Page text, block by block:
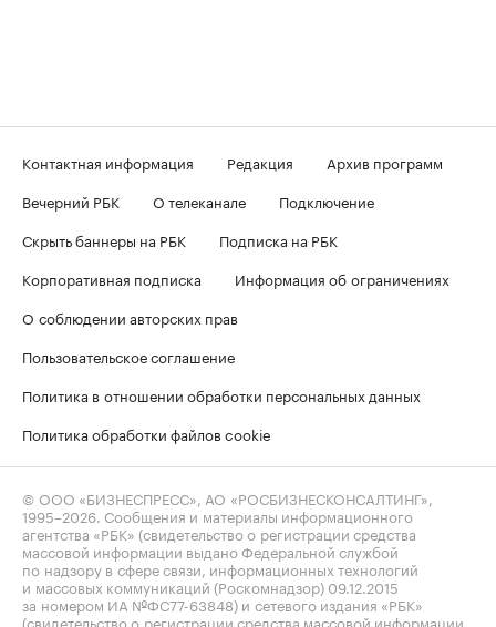
Контактная информация Редакция
Архив программ
Вечерний РБК
О телеканале
Подключение
Скрыть баннеры на РБК
Подписка на РБК
Корпоративная подписка
Информация об ограничениях
О соблюдении авторских прав
Пользовательское соглашение
Политика в отношении обработки персональных данных
Политика обработки файлов cookie
© ООО «БИЗНЕСПРЕСС», АО «РОСБИЗНЕСКОНСАЛТИНГ»,
1995–2026 . Сообщения и материалы информационного
агентства «РБК» (свидетельство о регистрации средства
массовой информации выдано Федеральной службой
по надзору в сфере связи, информационных технологий
и массовых коммуникаций (Роскомнадзор) 09.12.2015
за номером ИА №ФС77-63848) и сетевого издания «РБК»
(свидетельство о регистрации средства массовой информации